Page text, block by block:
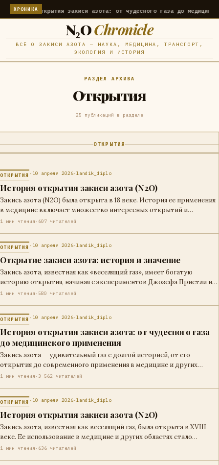
ХРОНИКАоткрытия закиси азота: от чудесного газа до медицинского
N₂OChronicle
ВСЁ О ЗАКИСИ АЗОТА — НАУКА, МЕДИЦИНА, ТРАНСПОРТ,
ЭКОЛОГИЯ И ИСТОРИЯ
РАЗДЕЛ АРХИВА
Открытия
25 публикаций в разделе
ОТКРЫТИЯ
ОТКРЫТИЯ · 10 апреля 2026·landik_diplo
История открытия закиси азота (N2O)
Закись азота (N2O) была открыта в 18 веке. История ее применения
в медицине включает множество интересных открытий и
исследований, которые…
1 мин чтения · 607 читателей
ОТКРЫТИЯ · 10 апреля 2026·landik_diplo
Открытие закиси азота: история и значение
Закись азота, известная как «веселящий газ», имеет богатую
историю открытия, начиная с экспериментов Джозефа Пристли и
Гумфри Дэви, и получила…
1 мин чтения · 580 читателей
ОТКРЫТИЯ · 10 апреля 2026·landik_diplo
История открытия закиси азота: от чудесного газа
до медицинского применения
Закись азота — удивительный газ с долгой историей, от его
открытия до современного применения в медицине и других
отраслях. Узнайте…
1 мин чтения · 3 562 читателей
ОТКРЫТИЯ · 10 апреля 2026·landik_diplo
История открытия закиси азота (N2O)
Закись азота, известная как веселящий газ, была открыта в XVIII
веке. Ее использование в медицине и других областях стало
важным…
1 мин чтения · 636 читателей